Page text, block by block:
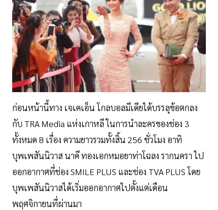
ก่อนหน้านี้ทาง เจเคเอ็น โกลบอลมีเดียได้บรรลุข้อตกลง
กับ TRA Media แห่งเกาหลี ในการนำละครของช่อง 3
ทั้งหมด 8 เรื่อง ความยาวรวมทั้งสิ้น 256 ชั่วโมง อาทิ
บุพเพสันนิวาส นาคี ทองเอกหมอยาท่าโฉลง รากนครา ไป
ออกอากาศที่ช่อง SMILE PLUS และช่อง TVA PLUS โดย
บุพเพสันนิวาสได้เริ่มออกอากาศไปตั้งแต่เดือน
พฤศจิกายนที่ผ่านมา